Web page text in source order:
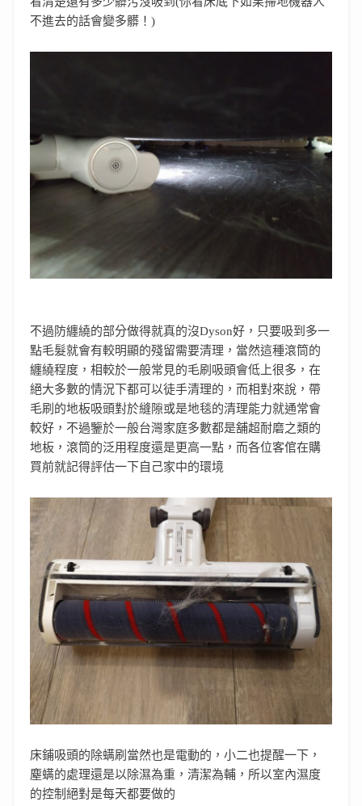
不進去的話會變多髒！)
不過防纏繞的部分做得就真的沒Dyson好，只要吸到多一
點毛髮就會有較明顯的殘留需要清理，當然這種滾筒的
纏繞程度，相較於一般常見的毛刷吸頭會低上很多，在
絕大多數的情況下都可以徒手清理的，而相對來說，帶
毛刷的地板吸頭對於縫隙或是地毯的清理能力就通常會
較好，不過鑒於一般台灣家庭多數都是舖超耐磨之類的
地板，滾筒的泛用程度還是更高一點，而各位客倌在購
買前就記得評估一下自己家中的環境
床鋪吸頭的除螨刷當然也是電動的，小二也提醒一下，
塵螨的處理還是以除濕為重，清潔為輔，所以室內濕度
的控制絕對是每天都要做的